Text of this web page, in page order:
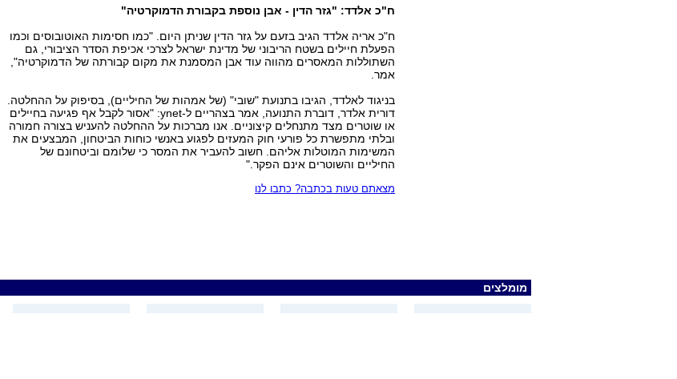
ח"כ אלדד: "גזר הדין - אבן נוספת בקבורת הדמוקרטיה"
ח"כ אריה אלדד הגיב בזעם על גזר הדין שניתן היום. "כמו חסימות האוטובוסים וכמו
הפעלת חיילים בשטח הריבוני של מדינת ישראל לצרכי אכיפת הסדר הציבורי, גם
השתוללות המאסרים מהווה עוד אבן המסמנת את מקום קבורתה של הדמוקרטיה",
אמר.
בניגוד לאלדד, הגיבו בתנועת "שובי" (של אמהות של החיליים), בסיפוק על ההחלטה.
דורית אלדר, דוברת התנועה, אמר בצהריים ל-ynet: "אסור לקבל אף פגיעה בחיילים
או שוטרים מצד מתנחלים קיצוניים. אנו מברכות על ההחלטה להעניש בצורה חמורה
ובלתי מתפשרת כל פורעי חוק המעזים לפגוע באנשי כוחות הביטחון, המבצעים את
המשימות המוטלות אליהם. חשוב להעביר את המסר כי שלומם וביטחונם של
החיליים והשוטרים אינם הפקר."
מצאתם טעות בכתבה? כתבו לנו
מומלצים